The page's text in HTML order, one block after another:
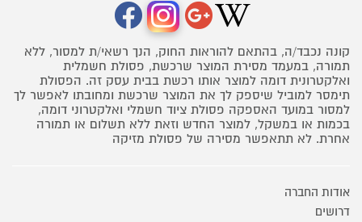
קונה נכבד/ה, בהתאם להוראות החוק, הנך רשאי/ת למסור, ללא
תמורה, במעמד מסירת המוצר שרכשת, פסולת חשמלית
ואלקטרונית דומה למוצר אותו רכשת בבית עסק זה. הפסולת
תימסר למוביל שיספק לך את המוצר שרכשת ומחובתו לאפשר לך
למסור במועד האספקה פסולת ציוד חשמלי ואלקטרוני דומה,
בכמות או במשקל, למוצר החדש וזאת ללא תשלום או תמורה
אחרת. לא תתאפשר מסירה של פסולת מזיקה
אודות החברה
דרושים